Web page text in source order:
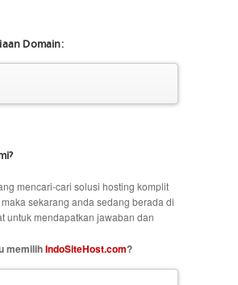
Domain:
mencari-cari solusi hosting komplit
sekarang anda sedang berada di
untuk mendapatkan jawaban dan
memilihIndoSiteHost.com?